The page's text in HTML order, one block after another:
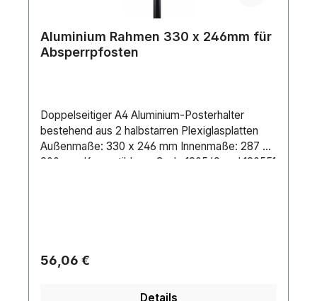
Aluminium Rahmen 330 x 246mm für
Absperrpfosten
Doppelseitiger A4 Aluminium-Posterhalter
bestehend aus 2 halbstarren Plexiglasplatten
Außenmaße: 330 x 246 mm Innenmaße: 287 x
200 mm Kompatible zu Code 120549 und 120551
Regulärer Preis:
56,06 €
Details